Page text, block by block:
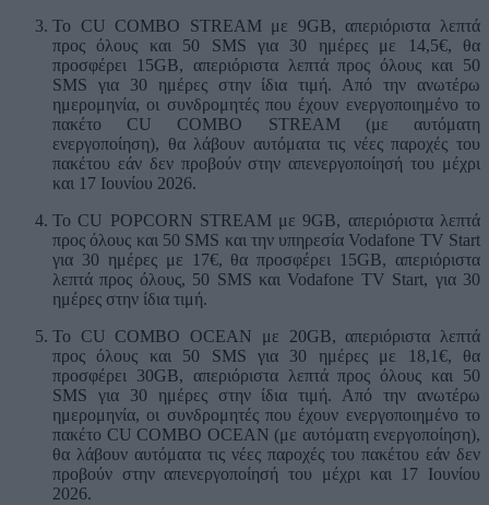
Το CU COMBO STREAM με 9GB, απεριόριστα λεπτά
προς όλους και 50 SMS για 30 ημέρες με 14,5€, θα
προσφέρει 15GB, απεριόριστα λεπτά προς όλους και 50
SMS για 30 ημέρες στην ίδια τιμή. Από την ανωτέρω
ημερομηνία, οι συνδρομητές που έχουν ενεργοποιημένο το
πακέτο CU COMBO STREAM (με αυτόματη
ενεργοποίηση), θα λάβουν αυτόματα τις νέες παροχές του
πακέτου εάν δεν προβούν στην απενεργοποίησή του μέχρι
και 17 Ιουνίου 2026.
Το CU POPCORN STREAM με 9GB, απεριόριστα λεπτά
προς όλους και 50 SMS και την υπηρεσία Vodafone TV Start
για 30 ημέρες με 17€, θα προσφέρει 15GB, απεριόριστα
λεπτά προς όλους, 50 SMS και Vodafone TV Start, για 30
ημέρες στην ίδια τιμή.
Το CU COMBO OCEAN με 20GB, απεριόριστα λεπτά
προς όλους και 50 SMS για 30 ημέρες με 18,1€, θα
προσφέρει 30GB, απεριόριστα λεπτά προς όλους και 50
SMS για 30 ημέρες στην ίδια τιμή. Από την ανωτέρω
ημερομηνία, οι συνδρομητές που έχουν ενεργοποιημένο το
πακέτο CU COMBO OCEAN (με αυτόματη ενεργοποίηση),
θα λάβουν αυτόματα τις νέες παροχές του πακέτου εάν δεν
προβούν στην απενεργοποίησή του μέχρι και 17 Ιουνίου
2026.